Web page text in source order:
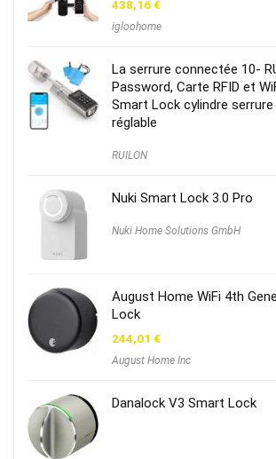
438,16€
igloohome
La serrure connectée 10-
Password, Carte RFID et
Smart Lock cylindre
réglable
RUILON
Nuki Smart Lock 3.0 Pro
Nuki Home Solutions GmbH
August Home WiFi 4th
Lock
244,01 €
August Home Inc
Danalock V3 Smart Lock